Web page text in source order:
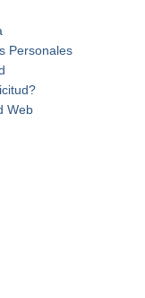
Personales
Web